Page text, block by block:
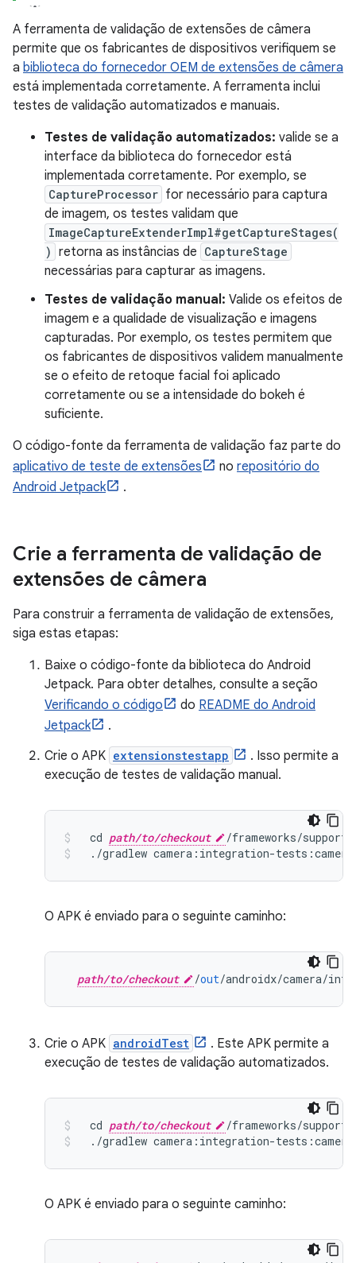
A ferramenta de validação de extensões de câmera
permite que os fabricantes de dispositivos verifiquem se
a biblioteca do fornecedor OEM de extensões de câmera
está implementada corretamente. A ferramenta inclui
testes de validação automatizados e manuais.
Testes de validação automatizados: valide se a
interface da biblioteca do fornecedor está
implementada corretamente. Por exemplo, se
CaptureProcessor for necessário para captura
de imagem, os testes validam que
ImageCaptureExtenderImpl#getCaptureStages(
) retorna as instâncias de CaptureStage
necessárias para capturar as imagens.
Testes de validação manual: Valide os efeitos de
imagem e a qualidade de visualização e imagens
capturadas. Por exemplo, os testes permitem que
os fabricantes de dispositivos validem manualmente
se o efeito de retoque facial foi aplicado
corretamente ou se a intensidade do bokeh é
suficiente.
O código-fonte da ferramenta de validação faz parte do
aplicativo de teste de extensões
no repositório do
Android Jetpack
.
Crie a ferramenta de validação de
extensões de câmera
Para construir a ferramenta de validação de extensões,
siga estas etapas:
Baixe o código-fonte da biblioteca do Android
Jetpack. Para obter detalhes, consulte a seção
Verificando o código
do README do Android
Jetpack
.
Crie o APK extensionstestapp
. Isso permite a
execução de testes de validação manual.
cd path/to/checkout /frameworks/support
./gradlew camera : integration-tests :camera
O APK é enviado para o seguinte caminho:
path/to/checkout /out/androidx/camera/
Crie o APK androidTest
. Este APK permite a
execução de testes de validação automatizados.
cd path/to/checkout /frameworks/support
./gradlew camera : integration-tests :camera
O APK é enviado para o seguinte caminho: